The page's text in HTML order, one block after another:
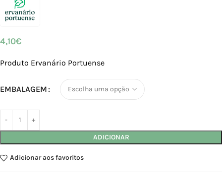
4,10€
Produto Ervanário Portuense
EMBALAGEM
ADICIONAR
Adicionar aos favoritos